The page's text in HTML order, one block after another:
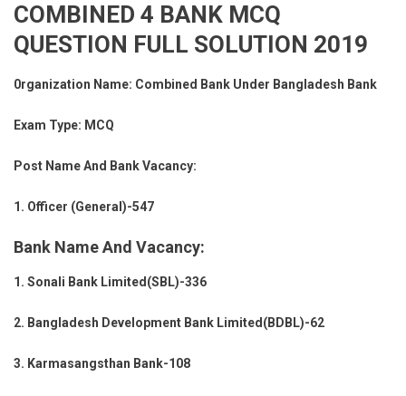
COMBINED 4 BANK MCQ
QUESTION FULL SOLUTION 2019
0rganization Name: Combined Bank Under Bangladesh Bank
Exam Type: MCQ
Post Name And Bank Vacancy:
1. Officer (General)-547
Bank Name And Vacancy:
1. Sonali Bank Limited(SBL)-336
2. Bangladesh Development Bank Limited(BDBL)-62
3. Karmasangsthan Bank-108